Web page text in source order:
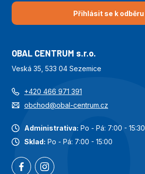
Přihlásit se k odběru
OBAL CENTRUM s.r.o.
Veská 35, 533 04 Sezemice
+420 466 971 391
obchod@obal-centrum.cz
Administrativa: Po - Pá: 7:00 - 15:30
Sklad: Po - Pá: 7:00 - 15:00